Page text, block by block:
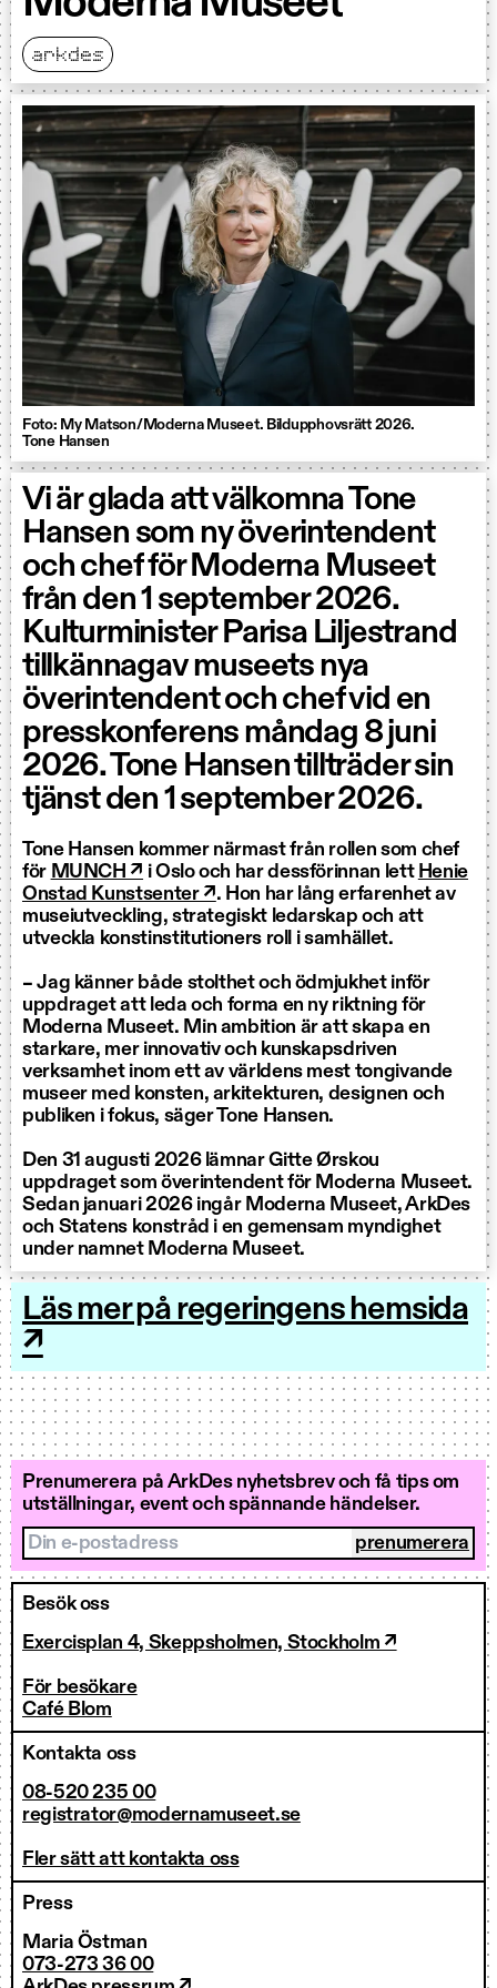
arkdes
Foto: My Matson/Moderna Museet. Bildupphovsrätt 2026.
Tone Hansen
Vi är glada att välkomna Tone
Hansen som ny överintendent
och chef för Moderna Museet
från den 1 september 2026.
Kulturminister Parisa Liljestrand
tillkännagav museets nya
överintendent och chef vid en
presskonferens måndag 8 juni
2026. Tone Hansen tillträder sin
tjänst den 1 september 2026.
Tone Hansen kommer närmast från rollen som chef
för MUNCH ↗ i Oslo och har dessförinnan lett Henie
Onstad Kunstsenter ↗. Hon har lång erfarenhet av
museiutveckling, strategiskt ledarskap och att
utveckla konstinstitutioners roll i samhället.
– Jag känner både stolthet och ödmjukhet inför
uppdraget att leda och forma en ny riktning för
Moderna Museet. Min ambition är att skapa en
starkare, mer innovativ och kunskapsdriven
verksamhet inom ett av världens mest tongivande
museer med konsten, arkitekturen, designen och
publiken i fokus, säger Tone Hansen.
Den 31 augusti 2026 lämnar Gitte Ørskou
uppdraget som överintendent för Moderna Museet.
Sedan januari 2026 ingår Moderna Museet, ArkDes
och Statens konstråd i en gemensam myndighet
under namnet Moderna Museet.
Läs mer på regeringens hemsida
↗
Prenumerera på ArkDes nyhetsbrev och få tips om
utställningar, event och spännande händelser.
Din e-postadress
Besök oss
Exercisplan 4, Skeppsholmen, Stockholm ↗
För besökare
Café Blom
Kontakta oss
08-520 235 00
registrator@modernamuseet.se
Fler sätt att kontakta oss
Press
Maria Östman
073-273 36 00